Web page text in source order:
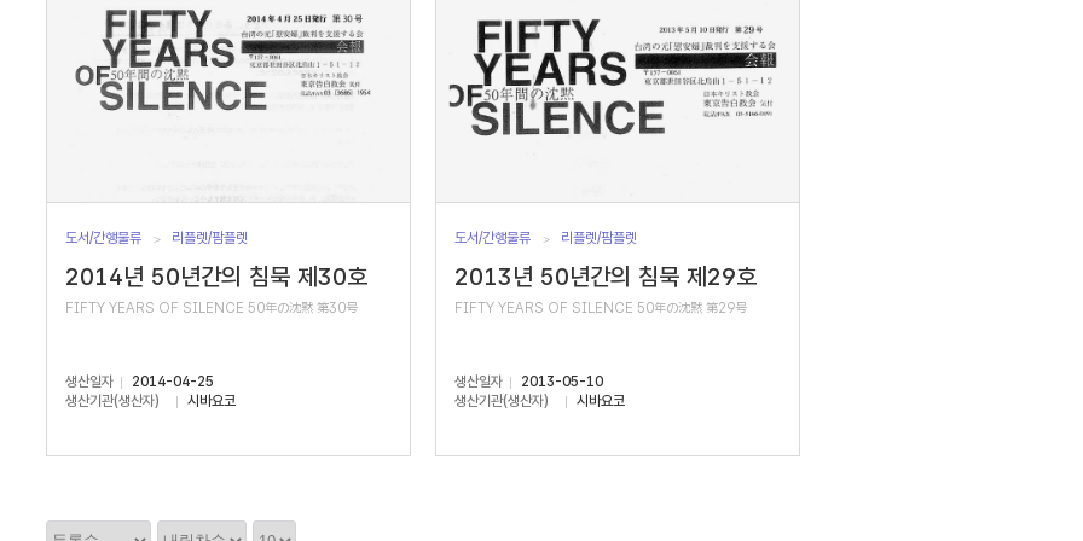
도서/간행물류 리플렛/팜플렛
2014년 50년간의 침묵 제30호
FIFTY YEARS OF SILENCE 50年の沈黙 第30号
생산일자
2014-04-25
생산기관(생산자)
시바요코
도서/간행물류 리플렛/팜플렛
2013년 50년간의 침묵 제29호
FIFTY YEARS OF SILENCE 50年の沈黙 第29号
생산일자
2013-05-10
생산기관(생산자)
시바요코
정
정
정